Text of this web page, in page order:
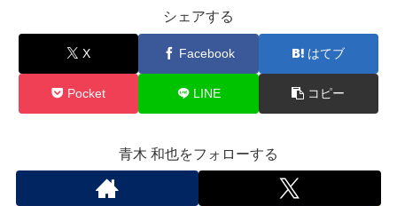
シェアする
X Facebook はてブ
Pocket LINE コピー
青木 和也をフォローする